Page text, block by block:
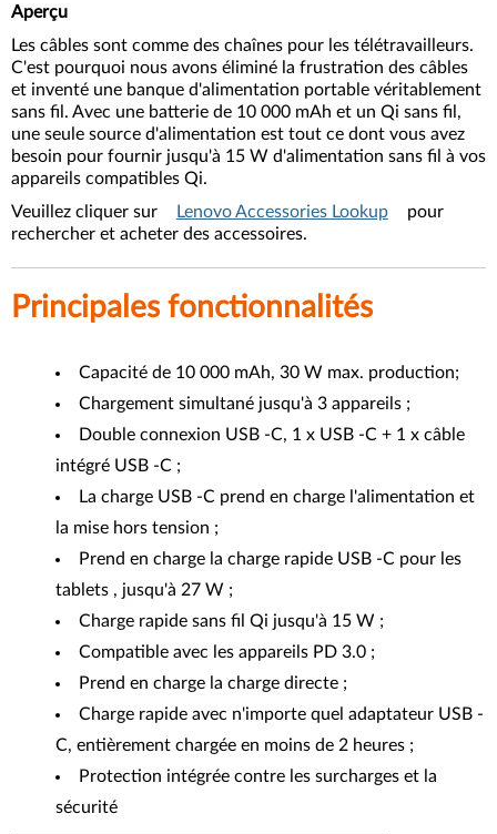
Aperçu
Les câbles sont comme des chaînes pour les télétravailleurs.
C'est pourquoi nous avons éliminé la frustration des câbles
et inventé une banque d'alimentation portable véritablement
sans fil. Avec une batterie de 10 000 mAh et un Qi sans fil,
une seule source d'alimentation est tout ce dont vous avez
besoin pour fournir jusqu'à 15 W d'alimentation sans fil à vos
appareils compatibles Qi.
Veuillez cliquer sur
Lenovo Accessories Lookup
pour
rechercher et acheter des accessoires.
Principales fonctionnalités
Capacité de 10 000 mAh, 30 W max. production;
Chargement simultané jusqu'à 3 appareils ;
Double connexion USB -C, 1 x USB -C + 1 x câble
intégré USB -C ;
La charge USB -C prend en charge l'alimentation et
la mise hors tension ;
Prend en charge la charge rapide USB -C pour les
tablets , jusqu'à 27 W ;
Charge rapide sans fil Qi jusqu'à 15 W ;
Compatible avec les appareils PD 3.0 ;
Prend en charge la charge directe ;
Charge rapide avec n'importe quel adaptateur USB -
C, entièrement chargée en moins de 2 heures ;
Protection intégrée contre les surcharges et la
sécurité